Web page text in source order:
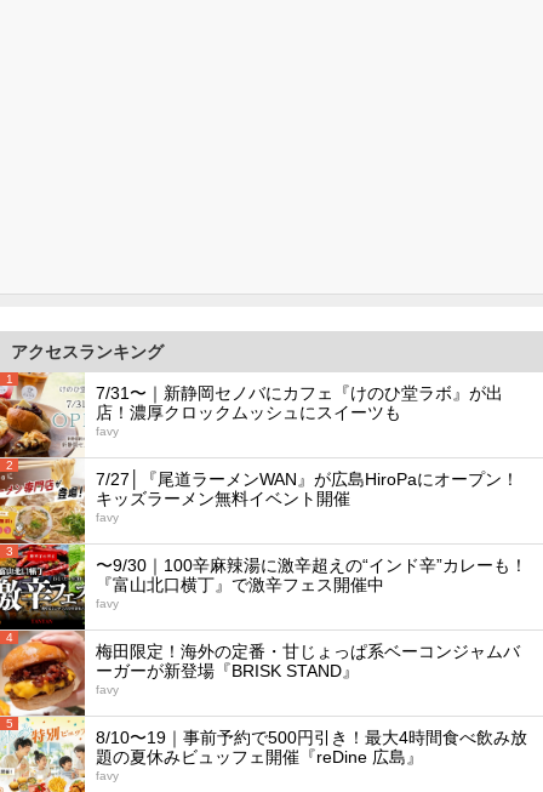
アクセスランキング
1
7/31〜｜新静岡セノバにカフェ『けのひ堂ラボ』が出
店！濃厚クロックムッシュにスイーツも
favy
2
7/27│『尾道ラーメンWAN』が広島HiroPaにオープン！
キッズラーメン無料イベント開催
favy
3
〜9/30｜100辛麻辣湯に激辛超えの“インド辛”カレーも！
『富山北口横丁』で激辛フェス開催中
favy
4
梅田限定！海外の定番・甘じょっぱ系ベーコンジャムバ
ーガーが新登場『BRISK STAND』
favy
5
8/10〜19｜事前予約で500円引き！最大4時間食べ飲み放
題の夏休みビュッフェ開催『reDine 広島』
favy